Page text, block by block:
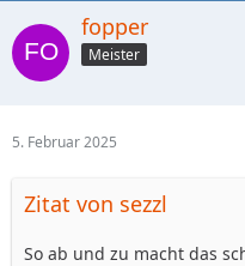
fopper
Meister
5. Februar 2025
Zitat von sezzl
So ab und zu macht das